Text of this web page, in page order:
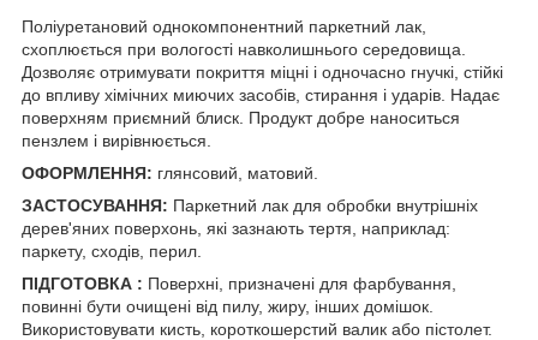
Поліуретановий однокомпонентний паркетний лак,
схоплюється при вологості навколишнього середовища.
Дозволяє отримувати покриття міцні і одночасно гнучкі, стійкі
до впливу хімічних миючих засобів, стирання і ударів. Надає
поверхням приємний блиск. Продукт добре наноситься
пензлем і вирівнюється.
ОФОРМЛЕННЯ: глянсовий, матовий.
ЗАСТОСУВАННЯ: Паркетний лак для обробки внутрішніх
дерев'яних поверхонь, які зазнають тертя, наприклад:
паркету, сходів, перил.
ПІДГОТОВКА : Поверхні, призначені для фарбування,
повинні бути очищені від пилу, жиру, інших домішок.
Використовувати кисть, короткошерстий валик або пістолет.